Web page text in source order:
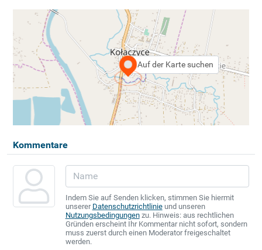
Auf der Karte suchen
Kommentare
Indem Sie auf Senden klicken, stimmen Sie hiermit
unserer Datenschutzrichtlinieund unseren
Nutzungsbedingungenzu. Hinweis: aus rechtlichen
Gründen erscheint Ihr Kommentar nicht sofort, sondern
muss zuerst durch einen Moderator freigeschaltet
werden.